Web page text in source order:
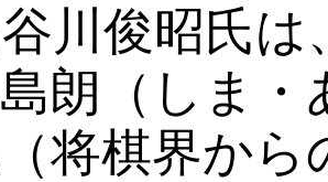
川俊昭氏
朗（しま
将棋界か